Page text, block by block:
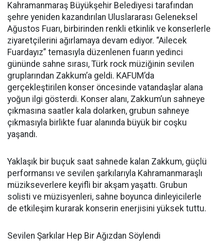
Kahramanmaraş Büyükşehir Belediyesi tarafından
şehre yeniden kazandırılan Uluslararası Geleneksel
Ağustos Fuarı, birbirinden renkli etkinlik ve konserlerle
ziyaretçilerini ağırlamaya devam ediyor. “Ailecek
Fuardayız” temasıyla düzenlenen fuarın yedinci
gününde sahne sırası, Türk rock müziğinin sevilen
gruplarından Zakkum’a geldi. KAFUM’da
gerçekleştirilen konser öncesinde vatandaşlar alana
yoğun ilgi gösterdi. Konser alanı, Zakkum’un sahneye
çıkmasına saatler kala dolarken, grubun sahneye
çıkmasıyla birlikte fuar alanında büyük bir coşku
yaşandı.
Yaklaşık bir buçuk saat sahnede kalan Zakkum, güçlü
performansı ve sevilen şarkılarıyla Kahramanmaraşlı
müzikseverlere keyifli bir akşam yaşattı. Grubun
solisti ve müzisyenleri, sahne boyunca dinleyicilerle
de etkileşim kurarak konserin enerjisini yüksek tuttu.
Sevilen Şarkılar Hep Bir Ağızdan Söylendi